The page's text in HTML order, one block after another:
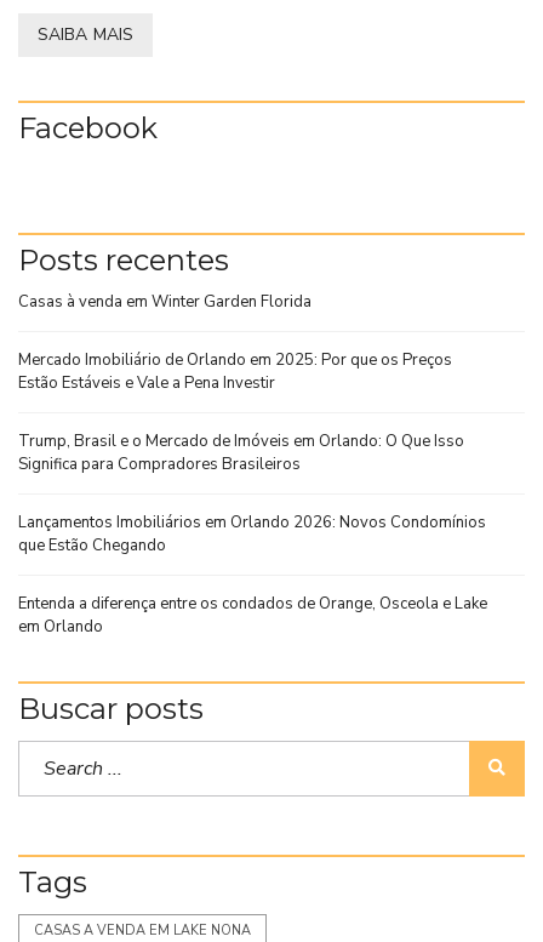
SAIBA MAIS
Facebook
Posts recentes
Casas à venda em Winter Garden Florida
Mercado Imobiliário de Orlando em 2025: Por que os Preços
Estão Estáveis e Vale a Pena Investir
Trump, Brasil e o Mercado de Imóveis em Orlando: O Que Isso
Significa para Compradores Brasileiros
Lançamentos Imobiliários em Orlando 2026: Novos Condomínios
que Estão Chegando
Entenda a diferença entre os condados de Orange, Osceola e Lake
em Orlando
Buscar posts
Tags
CASAS A VENDA EM LAKE NONA